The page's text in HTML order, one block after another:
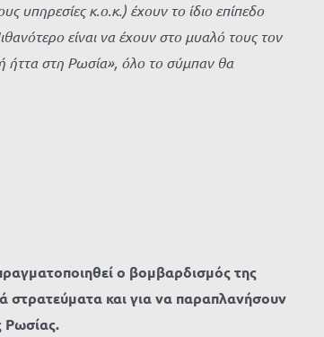
υπηρεσίες κ.ο.κ.) έχουν το ίδιο επίπεδο
είναι να έχουν στο μυαλό τους τον
ήττα στη Ρωσία», όλο το σύμπαν θα
ο βομβαρδισμός της
και για να παραπλανήσουν
Ρωσίας.